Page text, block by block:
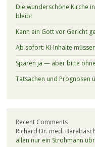
Die wunderschöne Kirche
bleibt
Kann ein Gott vor Gericht
Ab sofort: KI-Inhalte
Sparen ja — aber bitte
Tatsachen und Prognosen
Recent Comments
Richard Dr. med. Barabasch
allen nur ein Strohmann